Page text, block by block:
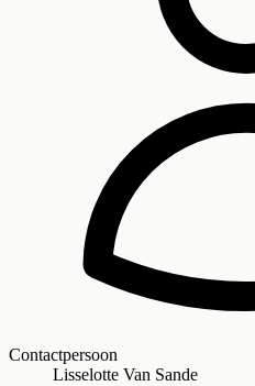
Contactpersoon
Lisselotte Van Sande